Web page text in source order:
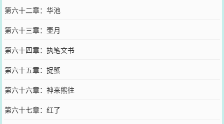
第六十二章：华池
第六十三章：壶月
第六十四章：执笔文书
第六十五章：捉蟹
第六十六章：神来熊往
第六十七章：红了